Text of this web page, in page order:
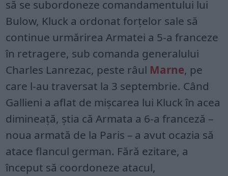
să se subordoneze comandamentului lui
Bulow, Kluck a ordonat forțelor sale să
continue urmărirea Armatei a 5-a franceze
în retragere, sub comanda generalului
Charles Lanrezac, peste râul Marne, pe
care l-au traversat la 3 septembrie. Când
Gallieni a aflat de mișcarea lui Kluck în acea
dimineață, știa că Armata a 6-a franceză –
noua armată de la Paris – a avut ocazia să
atace flancul german. Fără ezitare, a
început să coordoneze atacul,